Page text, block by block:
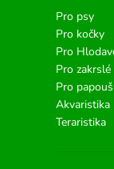
Pro psy
Pro kočky
Pro
Pro
Pro
Akvaristika
Teraristika